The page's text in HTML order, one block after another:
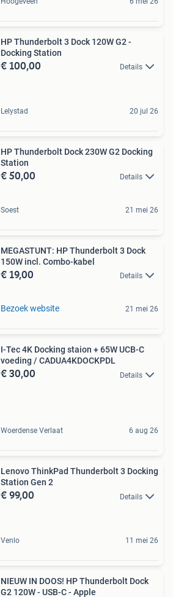
HP Thunderbolt 3 Dock 120W G2 -
Docking Station
€ 100,00 Details
Lelystad 20 jul 26
HP Thunderbolt Dock 230W G2 Docking
Station
€ 50,00 Details
Soest 21 mei 26
MEGASTUNT: HP Thunderbolt 3 Dock
150W incl. Combo-kabel
€ 19,00 Details
Bezoek website 21 mei 26
I-Tec 4K Docking staion + 65W UCB-C
voeding / CADUA4KDOCKPDL
€ 30,00 Details
Woerdense Verlaat 6 aug 26
Lenovo ThinkPad Thunderbolt 3 Docking
Station Gen 2
€ 99,00 Details
Venlo 11 mei 26
NIEUW IN DOOS! HP Thunderbolt Dock
G2 120W - USB-C - Apple